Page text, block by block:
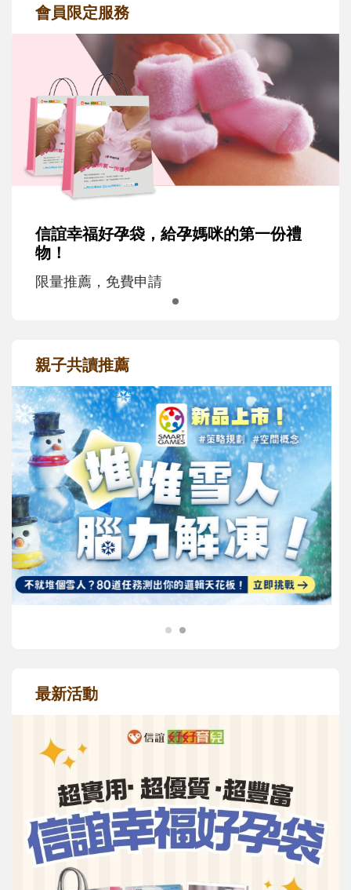
會員限定服務
信誼幸福好孕袋，給孕媽咪的第一份禮
物！
限量推薦，免費申請
親子共讀推薦
最新活動